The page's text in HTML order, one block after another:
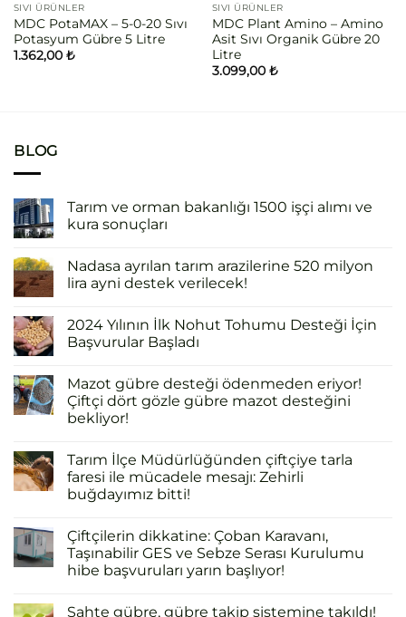
SIVI ÜRÜNLER
MDC PotaMAX – 5-0-20 Sıvı
Potasyum Gübre 5 Litre
1.362,00 ₺
SIVI ÜRÜNLER
MDC Plant Amino – Amino
Asit Sıvı Organik Gübre 20
Litre
3.099,00 ₺
BLOG
Tarım ve orman bakanlığı 1500 işçi alımı ve
kura sonuçları
Nadasa ayrılan tarım arazilerine 520 milyon
lira ayni destek verilecek!
2024 Yılının İlk Nohut Tohumu Desteği İçin
Başvurular Başladı
Mazot gübre desteği ödenmeden eriyor!
Çiftçi dört gözle gübre mazot desteğini
bekliyor!
Tarım İlçe Müdürlüğünden çiftçiye tarla
faresi ile mücadele mesajı: Zehirli
buğdayımız bitti!
Çiftçilerin dikkatine: Çoban Karavanı,
Taşınabilir GES ve Sebze Serası Kurulumu
hibe başvuruları yarın başlıyor!
Sahte gübre, gübre takip sistemine takıldı!